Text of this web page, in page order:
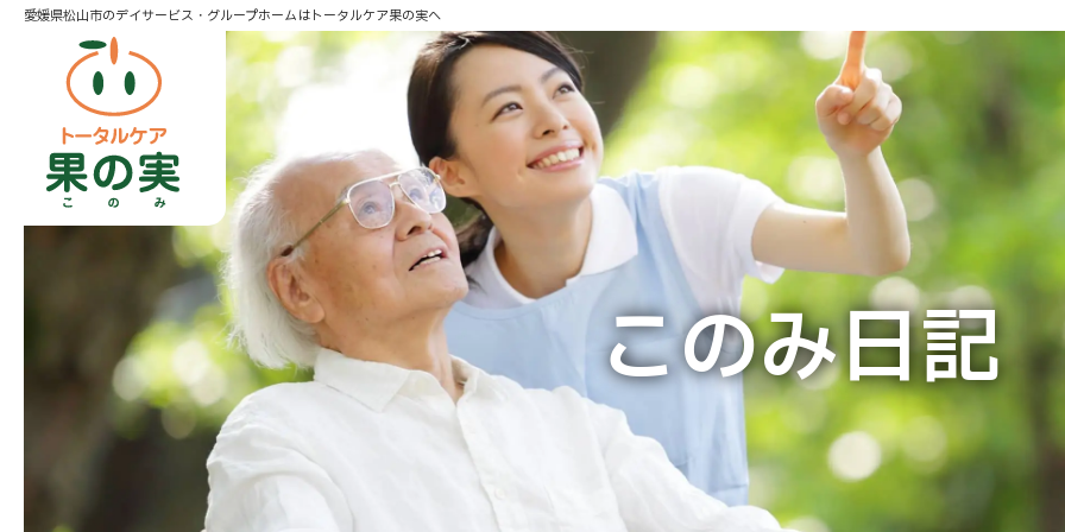
トップページ
施設について
施設概要
ご利用料金
イベント情報
今月の献立
このみ日記
お問い合わせフォーム
職場環境等要件の実施報告
愛媛県松山市のデイサービス・グループホームはトータルケア果の実へ
このみ日記